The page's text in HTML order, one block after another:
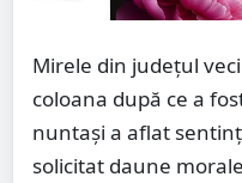
Mirele din județul
coloana după ce a
nuntași a aflat
solicitat daune